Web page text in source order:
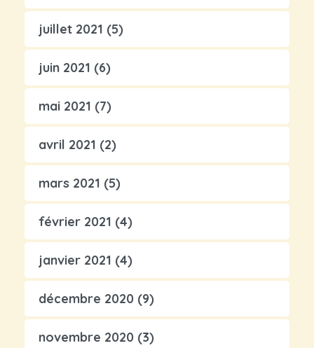
juillet 2021 (5)
juin 2021 (6)
mai 2021 (7)
avril 2021 (2)
mars 2021 (5)
février 2021 (4)
janvier 2021 (4)
décembre 2020 (9)
novembre 2020 (3)